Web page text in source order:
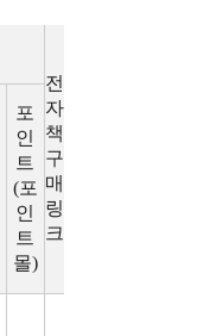
전
자
책
구
매
링
크
포
인
트
(포
인
트
몰)